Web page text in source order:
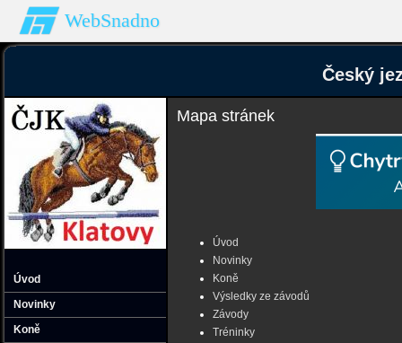
WebSnadno
Český
Úvod
Novinky
Koně
Mapa stránek
Úvod
Novinky
Koně
Výsledky ze závodů
Závody
Tréninky